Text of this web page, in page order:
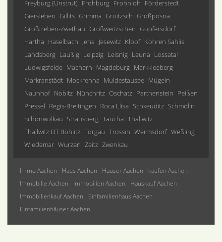
Freyburg (Unstrut) Frohburg Frohnloh Förderstedt
Giersleben Gillits Grimma Groitzsch Großpösna
Großtreben-Zwethau Großweitzschen Göpfersdorf
Hartha Haselbach Jena Jesewitz Kloof Kohren Sahlis
Landsberg Laußig Leipzig Leisnig Leuna Lossatal
Ludwigsfelde Machern Magdeburg Markkleeberg
Markranstädt Mockrehna Muldestausee Mügeln
Naunhof Nobitz Nünchritz Oschatz Parthenstein Peißen
Pressel Regis-Breitingen Roca Llisa Schkeuditz Schmölln
Schönwölkau Strausberg Taucha Thallwitz
Thallwitz OT Böhlitz Torgau Trossin Wermsdorf Weßling
Wiedemar Wurzen Zeitz Zwenkau
Immo Aachen Haus Aachen Häuser Aachen
kaufen Aachen
Immobilie Aachen
Immobilien Aachen
Hauskauf Aachen
Immobilienkauf Aachen
Einfamilienhaus Aachen
Einfamilienhäuser Aachen